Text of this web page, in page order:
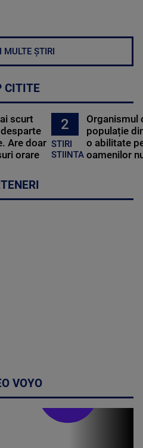
MULTE ȘTIRI
CITITE
scurt
Are doar
orare
2
STIRI
STIINTA
Organismul
populație
o abilitate
oamenilor
VOYO